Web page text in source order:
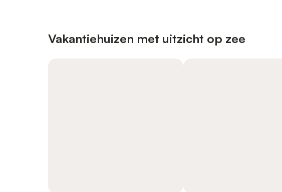
Vakantiehuizen met uitzicht op zee